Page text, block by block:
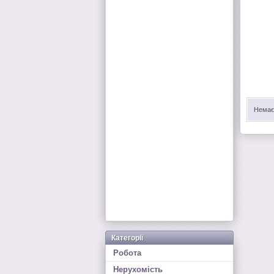
Категорії
Робота
Нерухомість
Немає